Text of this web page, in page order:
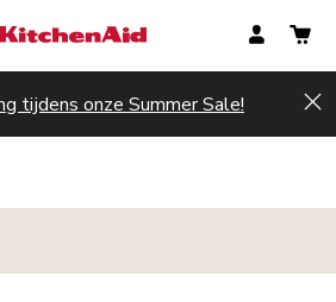
tijdens onze Summer Sale!